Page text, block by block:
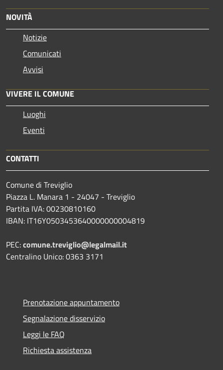
NOVITÀ
Notizie
Comunicati
Avvisi
VIVERE IL COMUNE
Luoghi
Eventi
CONTATTI
Comune di Treviglio
Piazza L. Manara 1 - 24047 - Treviglio
Partita IVA: 00230810160
IBAN: IT16Y0503453640000000004819
PEC:comune.treviglio@legalmail.it
Centralino Unico: 0363 3171
Prenotazione appuntamento
Segnalazione disservizio
Leggi le FAQ
Richiesta assistenza